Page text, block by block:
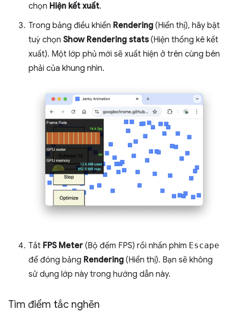
chọn Hiện kết xuất.
Trong bảng điều khiển Rendering (Hiển thị), hãy bật
tuỳ chọn Show Rendering stats(Hiện thống kê kết
xuất). Một lớp phủ mới sẽ xuất hiện ở trên cùng bên
phải của khung nhìn.
Tắt FPS Meter (Bộ đếm FPS) rồi nhấn phím Escape
để đóng bảng Rendering (Hiển thị). Bạn sẽ không
sử dụng lớp này trong hướng dẫn này.
Tìm điểm tắc nghẽn